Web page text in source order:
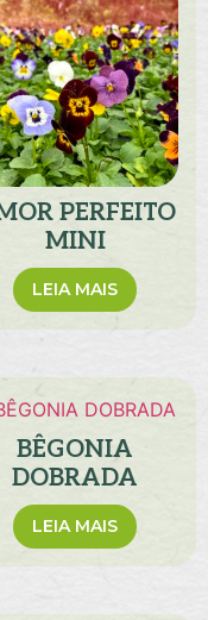
PERFEITO
MINI
LEIA MAIS
BÊGONIA
DOBRADA
LEIA MAIS